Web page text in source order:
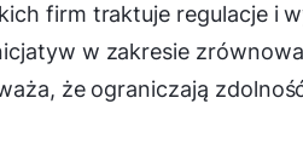
firm traktuje regulacje i
w zakresie
że ograniczają